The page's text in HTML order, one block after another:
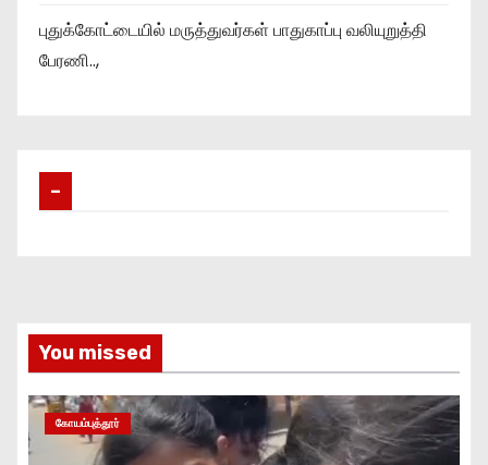
புதுக்கோட்டையில் மருத்துவர்கள் பாதுகாப்பு வலியுறுத்தி
பேரணி..,
–
You missed
கோயம்புத்தூர்